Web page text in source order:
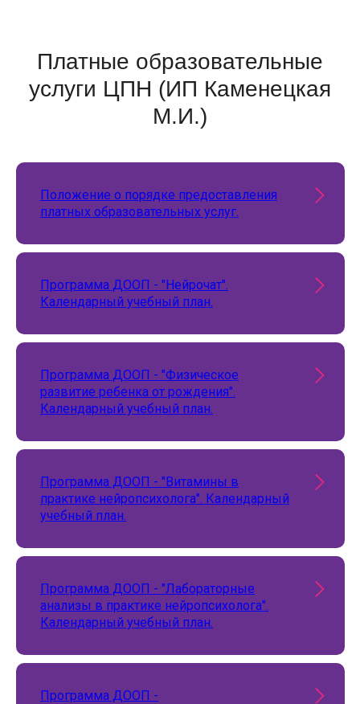
Платные образовательные
услуги ЦПН (ИП Каменецкая
М.И.)
Положение о порядке предоставления
платных образовательных услуг.
Программа ДООП - "Нейрочат".
Календарный учебный план.
Программа ДООП - "Физическое
развитие ребенка от рождения".
Календарный учебный план.
Программа ДООП - "Витамины в
практике нейропсихолога". Календарный
учебный план.
Программа ДООП - "Лабораторные
анализы в практике нейропсихолога".
Календарный учебный план.
Программа ДООП -